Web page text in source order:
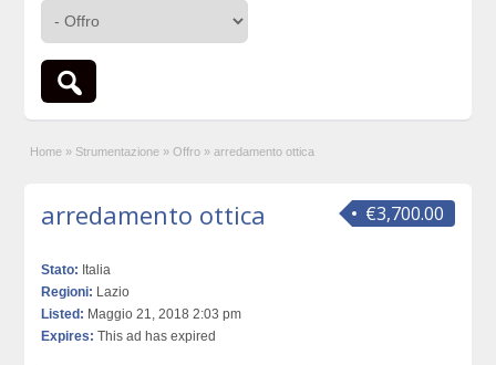
Home » Strumentazione » Offro » arredamento ottica
€3,700.00
arredamento ottica
Stato: Italia
Regioni: Lazio
Listed: Maggio 21, 2018 2:03 pm
Expires: This ad has expired